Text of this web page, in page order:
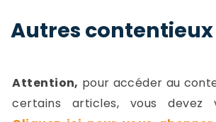
Autres contentieux
Attention, pour accéder au
certains articles, vous devez